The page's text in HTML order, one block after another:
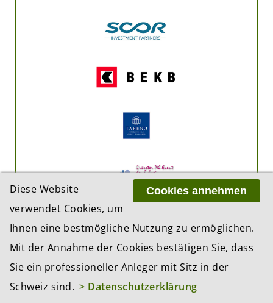
Cookies annehmen
Diese Website
verwendet Cookies, um
Ihnen eine bestmögliche Nutzung zu ermöglichen.
Mit der Annahme der Cookies bestätigen Sie, dass
Sie ein professioneller Anleger mit Sitz in der
Schweiz sind. > Datenschutzerklärung